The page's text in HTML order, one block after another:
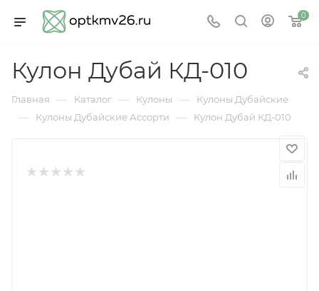
0
Кулон Дубай КД-010
Главная — Каталог — Кулоны — Кулоны Дубайские
— Кулоны Дубайские Ассорти — Кулон Дубай КД-010